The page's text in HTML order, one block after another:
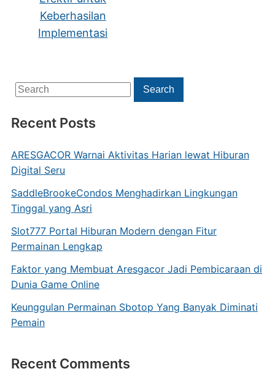
Search
for:
Search
Recent Posts
ARESGACOR Warnai Aktivitas Harian lewat Hiburan
Digital Seru
SaddleBrookeCondos Menghadirkan Lingkungan
Tinggal yang Asri
Slot777 Portal Hiburan Modern dengan Fitur
Permainan Lengkap
Faktor yang Membuat Aresgacor Jadi Pembicaraan di
Dunia Game Online
Keunggulan Permainan Sbotop Yang Banyak Diminati
Pemain
Recent Comments
Keberhasilan
Implementasi